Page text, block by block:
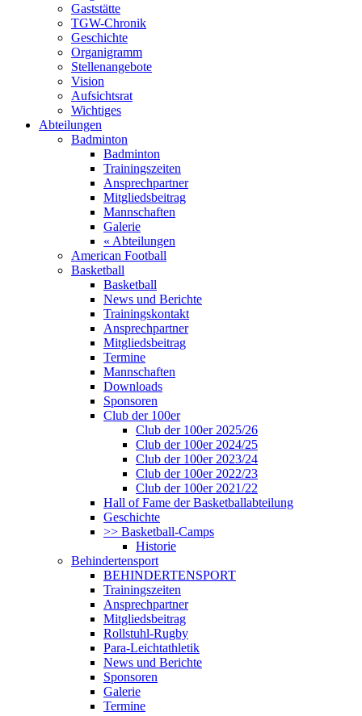
Gaststätte
TGW-Chronik
Geschichte
Organigramm
Stellenangebote
Vision
Aufsichtsrat
Wichtiges
Abteilungen
Badminton
Badminton
Trainingszeiten
Ansprechpartner
Mitgliedsbeitrag
Mannschaften
Galerie
« Abteilungen
American Football
Basketball
Basketball
News und Berichte
Trainingskontakt
Ansprechpartner
Mitgliedsbeitrag
Termine
Mannschaften
Downloads
Sponsoren
Club der 100er
Club der 100er 2025/26
Club der 100er 2024/25
Club der 100er 2023/24
Club der 100er 2022/23
Club der 100er 2021/22
Hall of Fame der Basketballabteilung
Geschichte
>> Basketball-Camps
Historie
Behindertensport
BEHINDERTENSPORT
Trainingszeiten
Ansprechpartner
Mitgliedsbeitrag
Rollstuhl-Rugby
Para-Leichtathletik
News und Berichte
Sponsoren
Galerie
Termine